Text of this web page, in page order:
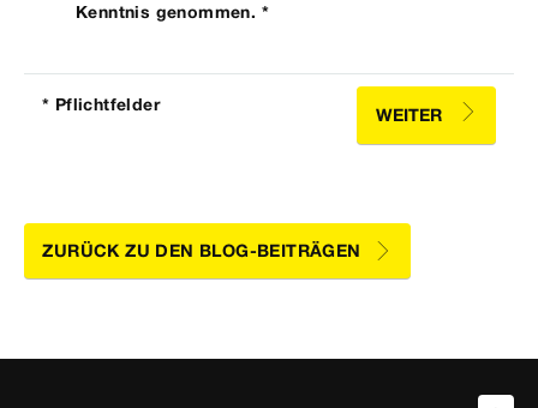
Kenntnis genommen. *
* Pflichtfelder
WEITER
ZURÜCK ZU DEN BLOG-BEITRÄGEN